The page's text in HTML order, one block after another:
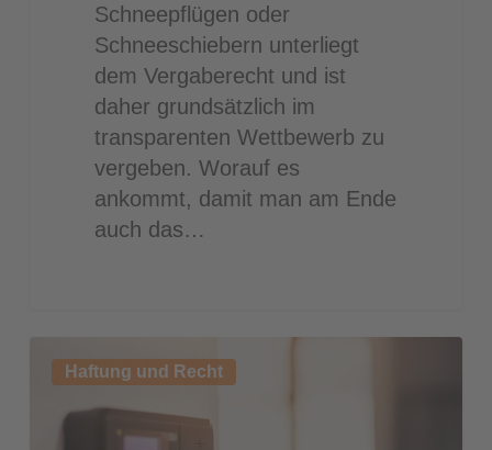
Schneepflügen oder
Schneeschiebern unterliegt
dem Vergaberecht und ist
daher grundsätzlich im
transparenten Wettbewerb zu
vergeben. Worauf es
ankommt, damit man am Ende
auch das…
Neuregelung
Haftung und Recht